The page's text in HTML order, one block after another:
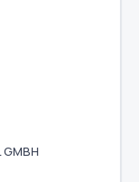
GMBH